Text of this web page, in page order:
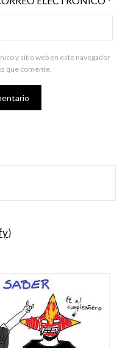
y sitio web en este navegador
que comente.
)